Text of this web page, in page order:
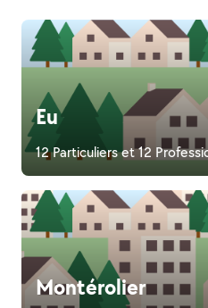
Eu
12 Particuliers et 12
Montérolier